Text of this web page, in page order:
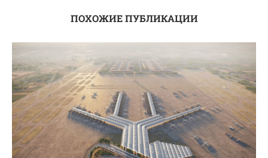
ПОХОЖИЕ ПУБЛИКАЦИИ